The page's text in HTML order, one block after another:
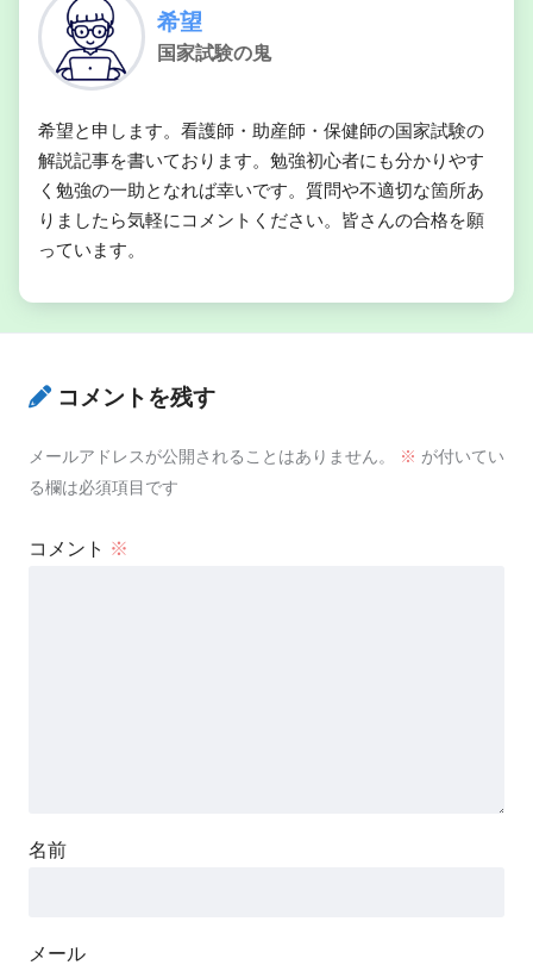
希望
国家試験の鬼
希望と申します。看護師・助産師・保健師の国家試験の
解説記事を書いております。勉強初心者にも分かりやす
く勉強の一助となれば幸いです。質問や不適切な箇所あ
りましたら気軽にコメントください。皆さんの合格を願
っています。
コメントを残す
メールアドレスが公開されることはありません。 ※ が付いてい
る欄は必須項目です
コメント ※
名前
メール